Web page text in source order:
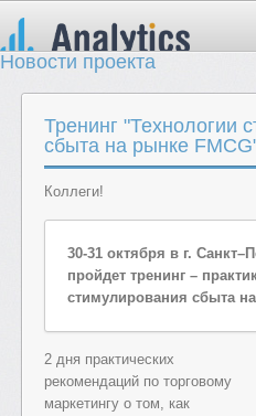
Новости проекта
Тренинг "Технологии
сбыта на рынке
Коллеги!
30-31 октября в г.
пройдет тренинг –
стимулирования сбыта
2 дня практических
рекомендаций по торговому
маркетингу о том, как